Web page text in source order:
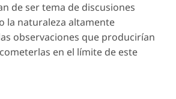
de ser tema de discusiones
la naturaleza altamente
observaciones que producirían
en el límite de este